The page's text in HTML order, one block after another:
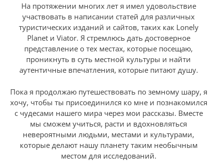
На протяжении многих лет я имел удовольствие
участвовать в написании статей для различных
туристических изданий и сайтов, таких как Lonely
Planet и Viator. Я стремлюсь дать достоверное
представление о тех местах, которые посещаю,
проникнуть в суть местной культуры и найти
аутентичные впечатления, которые питают душу.
Пока я продолжаю путешествовать по земному шару, я
хочу, чтобы ты присоединился ко мне и познакомился
с чудесами нашего мира через мои рассказы. Вместе
мы сможем учиться, расти и вдохновляться
невероятными людьми, местами и культурами,
которые делают нашу планету таким необычным
местом для исследований.